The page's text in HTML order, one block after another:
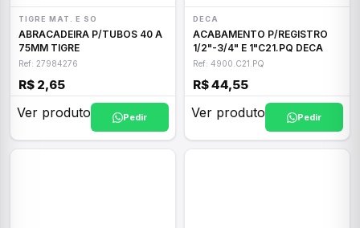
TIGRE MAT. E SO
ABRACADEIRA P/TUBOS 40 A
75MM TIGRE
Ref: 27984276
R$ 2,65
Ver produto Pedir
DECA
ACABAMENTO P/REGISTRO
1/2"-3/4" E 1"C21.PQ DECA
Ref: 4900.C21.PQ
R$ 44,55
Ver produto Pedir